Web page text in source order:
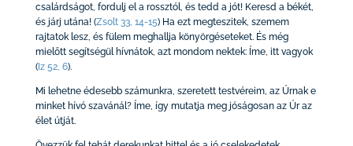
csalárdságot, fordulj el a rossztól, és tedd a jót! Keresd a békét,
és járj utána! (Zsolt 33, 14-15)Ha ezt megteszitek, szemem
rajtatok lesz, és fülem meghallja könyörgéseteket. És még
mielőtt segítségül hívnátok, azt mondom nektek: Íme, itt vagyok
(Iz 52, 6).
Mi lehetne édesebb számunkra, szeretett testvéreim, az Úrnak e
minket hívó szavánál? Íme, így mutatja meg jóságosan az Úr az
élet útját.